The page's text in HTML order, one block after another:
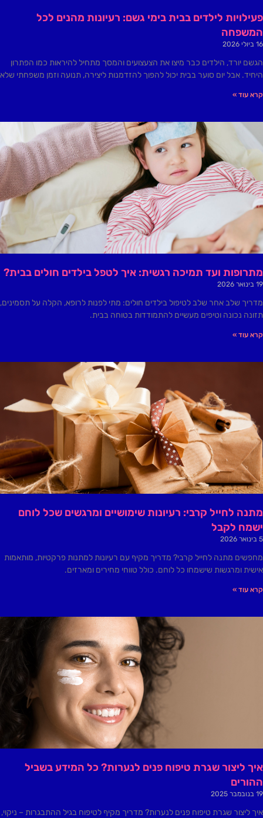
פעילויות לילדים בבית בימי גשם: רעיונות מהנים לכל
המשפחה
16 ביולי 2026
הגשם יורד, הילדים כבר מיצו את הצעצועים והמסך מתחיל להיראות כמו הפתרון
היחיד. אבל יום סוער בבית יכול להפוך להזדמנות ליצירה, תנועה וזמן משפחתי שלא
קרא עוד »
מתרופות ועד תמיכה רגשית: איך לטפל בילדים חולים בבית?
19 בינואר 2026
מדריך שלב אחר שלב לטיפול בילדים חולים: מתי לפנות לרופא, הקלה על תסמינים,
תזונה נכונה וטיפים מעשיים להתמודדות בטוחה בבית.
קרא עוד »
מתנה לחייל קרבי: רעיונות שימושיים ומרגשים שכל לוחם
ישמח לקבל
5 בינואר 2026
מחפשים מתנה לחייל קרבי? מדריך מקיף עם רעיונות למתנות פרקטיות, מותאמות
אישית ומרגשות שישמחו כל לוחם. כולל טווחי מחירים ומארזים.
קרא עוד »
איך ליצור שגרת טיפוח פנים לנערות? כל המידע בשביל
ההורים
19 בנובמבר 2025
איך ליצור שגרת טיפוח פנים לנערות? מדריך מקיף לטיפוח בגיל ההתבגרות – ניקוי,